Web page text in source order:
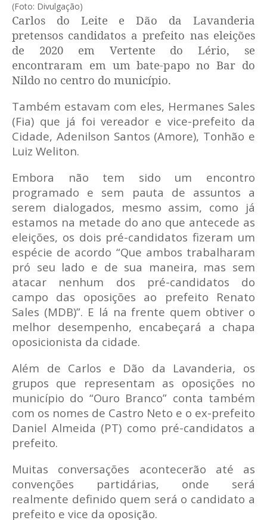
(Foto: Divulgação)
Carlos do Leite e Dão da Lavanderia
pretensos candidatos a prefeito nas eleições
de 2020 em Vertente do Lério, se
encontraram em um bate-papo no Bar do
Nildo no centro do município.
Também estavam com eles, Hermanes Sales
(Fia) que já foi vereador e vice-prefeito da
Cidade, Adenilson Santos (Amore), Tonhão e
Luiz Weliton.
Embora não tem sido um encontro
programado e sem pauta de assuntos a
serem dialogados, mesmo assim, como já
estamos na metade do ano que antecede as
eleições, os dois pré-candidatos fizeram um
espécie de acordo “Que ambos trabalharam
pró seu lado e de sua maneira, mas sem
atacar nenhum dos pré-candidatos do
campo das oposições ao prefeito Renato
Sales (MDB)”. E lá na frente quem obtiver o
melhor desempenho, encabeçará a chapa
oposicionista da cidade.
Além de Carlos e Dão da Lavanderia, os
grupos que representam as oposições no
município do “Ouro Branco” conta também
com os nomes de Castro Neto e o ex-prefeito
Daniel Almeida (PT) como pré-candidatos a
prefeito.
Muitas conversações acontecerão até as
convenções partidárias, onde será
realmente definido quem será o candidato a
prefeito e vice da oposição.